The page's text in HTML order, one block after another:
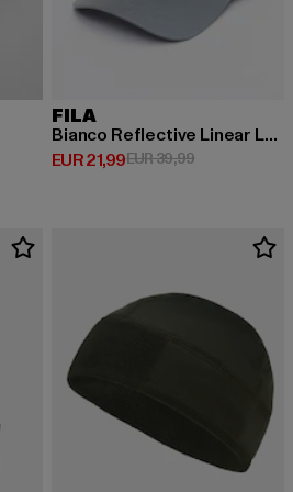
EUR 29,99
FILA
Bianco Reflective Linear Logo
EUR 21,99
Derzeitiger Preis: EUR 21,99
EUR 39,99Aktionspreis: